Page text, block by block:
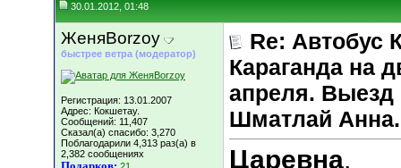
30.01.2012, 01:48
ЖеняBorzoy
быстрее ветра (модератор)
Регистрация: 13.01.2007
Адрес: Кокшетау.
Сообщений: 11,407
Сказал(а) спасибо: 3,270
Поблагодарили 4,313 раз(а) в
2,382 сообщениях
Re: Автобус
Караганда на
апреля. Выезд
Шматлай Анна.
Царевна,